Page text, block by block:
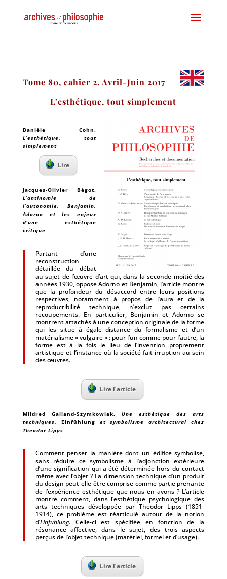
Tome 80, cahier 2, Avril-Juin 2017
L’esthétique, tout simplement
Danièle Cohn,
L’esthétique, tout
simplement
Lire
Jacques-Olivier Bégot,
L’antinomie de
l’autonomie. Benjamin,
Adorno et les enjeux
d’une esthétique
critique
Partant d’une
reconstruction
détaillée du débat
au sujet de l’œuvre d’art qui, dans la seconde moitié des
années 1930, oppose Adorno et Benjamin, l’article montre
que la profondeur du désaccord entre leurs positions
respectives, notamment à propos de l’aura et de la
reproductibilité technique, n’exclut pas certains
recoupements. En particulier, Benjamin et Adorno se
montrent attachés à une conception originale de la forme
qui les situe à égale distance du formalisme et d’un
matérialisme « vulgaire » : pour l’un comme pour l’autre, la
forme est à la fois le lieu de l’invention proprement
artistique et l’instance où la société fait irruption au sein
des œuvres.
Lire l’article
Mildred Galland-Szymkowiak, Une esthétique des arts
techniques. Einfühlung et symbolisme architectural chez
Theodor Lipps
Comment penser la manière dont un édifice symbolise,
sans réduire ce symbolisme à l’adjonction extérieure
d’une signification qui a été déterminée hors du contact
même avec l’objet ? La dimension technique d’un produit
du design peut-elle être comprise comme partie prenante
de l’expérience esthétique que nous en avons ? L’article
montre comment, dans l’esthétique psychologique des
arts techniques développée par Theodor Lipps (1851-
1914), ce problème est réarticulé autour de la notion
d’Einfühlung. Celle-ci est spécifiée en fonction de la
résonance affective, dans le sujet, des trois aspects
perçus de l’objet technique (matériel, formel et d’usage).
Lire l’article